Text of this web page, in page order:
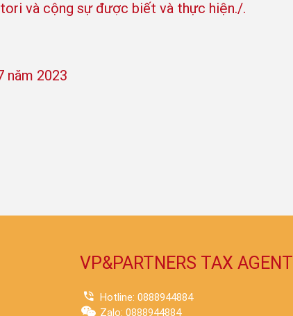
và cộng sự được biết và thực hiện./.
năm 2023
VP&PARTNERS TAX AGENT
Hotline: 0888944884
Zalo: 0888944884